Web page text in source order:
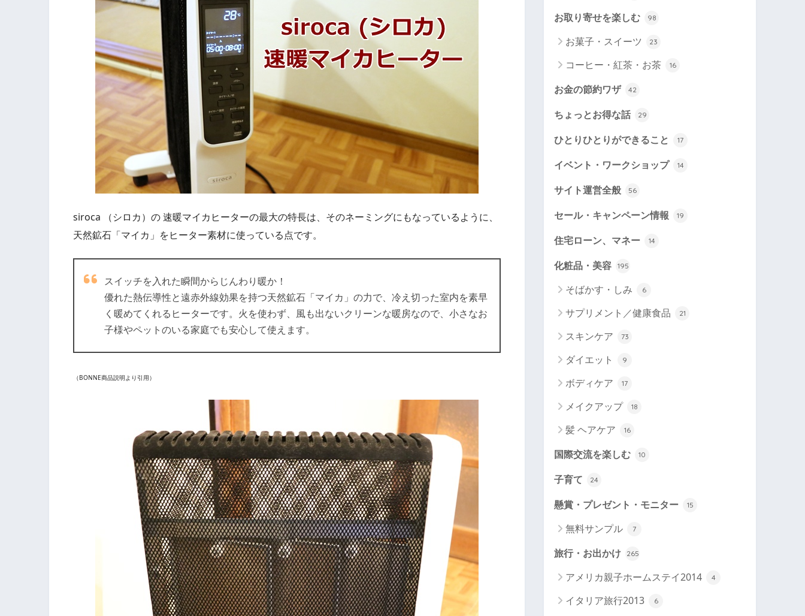
siroca （シロカ）の 速暖マイカヒーターの最大の特長は、そのネーミングにもなっているように、
天然鉱石「マイカ」をヒーター素材に使っている点です。
スイッチを入れた瞬間からじんわり暖か！
優れた熱伝導性と遠赤外線効果を持つ天然鉱石「マイカ」の力で、冷え切った室内を素早
く暖めてくれるヒーターです。火を使わず、風も出ないクリーンな暖房なので、小さなお
子様やペットのいる家庭でも安心して使えます。
（BONNE商品説明より引用）
お取り寄せを楽しむ 98
お菓子・スイーツ 23
コーヒー・紅茶・お茶 16
お金の節約ワザ 42
ちょっとお得な話 29
ひとりひとりができること 17
イベント・ワークショップ 14
サイト運営全般 56
セール・キャンペーン情報 19
住宅ローン、マネー 14
化粧品・美容 195
そばかす・しみ 6
サプリメント／健康食品 21
スキンケア 73
ダイエット 9
ボディケア 17
メイクアップ 18
髪 ヘアケア 16
国際交流を楽しむ 10
子育て 24
懸賞・プレゼント・モニター 15
無料サンプル 7
旅行・お出かけ 265
アメリカ親子ホームステイ2014 4
イタリア旅行2013 6